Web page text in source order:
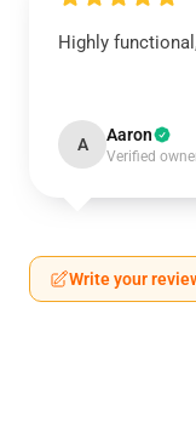
Highly
A Aaron
Verified
Write your